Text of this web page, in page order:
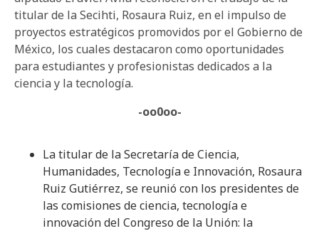
titular de la Secihti, Rosaura Ruiz, en el impulso de
proyectos estratégicos promovidos por el Gobierno de
México, los cuales destacaron como oportunidades
para estudiantes y profesionistas dedicados a la
ciencia y la tecnología.
-oo0oo-
La titular de la Secretaría de Ciencia,
Humanidades, Tecnología e Innovación, Rosaura
Ruiz Gutiérrez, se reunió con los presidentes de
las comisiones de ciencia, tecnología e
innovación del Congreso de la Unión: la